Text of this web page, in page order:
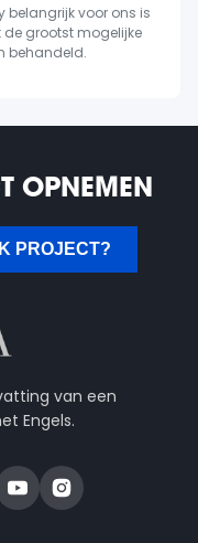
belangrijk voor ons is
de grootst mogelijke
behandeld.
OPNEMEN
PROJECT?
van een
Engels.